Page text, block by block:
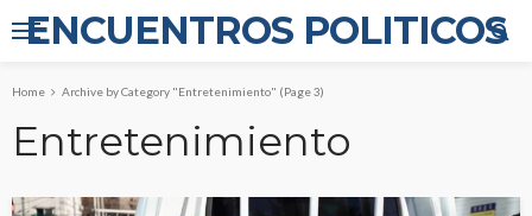
ENCUENTROS POLITICOS
Home Archive by Category "Entretenimiento" (Page 3)
Entretenimiento